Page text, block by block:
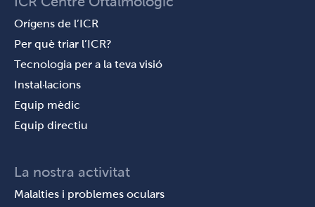
Orígens de l’ICR
Per què triar l’ICR?
Tecnologia per a la teva visió
Instal·lacions
Equip mèdic
Equip directiu
La nostra activitat
Malalties i problemes oculars